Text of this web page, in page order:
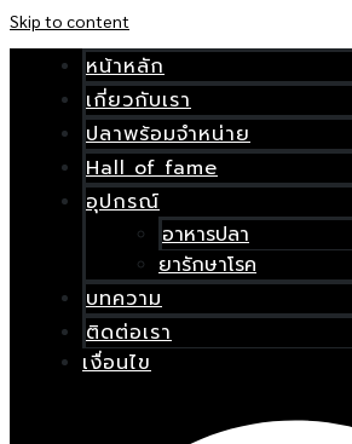
Skip to content
หน้าหลัก
เกี่ยวกับเรา
ปลาพร้อมจำหน่าย
Hall of fame
อุปกรณ์
อาหารปลา
ยารักษาโรค
บทความ
ติดต่อเรา
เงื่อนไข